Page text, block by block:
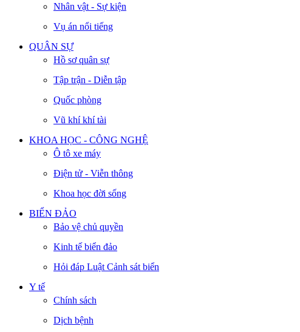
Nhân vật - Sự kiện
Vụ án nổi tiếng
QUÂN SỰ
Hồ sơ quân sự
Tập trận - Diễn tập
Quốc phòng
Vũ khí khí tài
KHOA HỌC - CÔNG NGHỆ
Ô tô xe máy
Điện tử - Viễn thông
Khoa học đời sống
BIỂN ĐẢO
Bảo vệ chủ quyền
Kinh tế biển đảo
Hỏi đáp Luật Cảnh sát biển
Y tế
Chính sách
Dịch bệnh